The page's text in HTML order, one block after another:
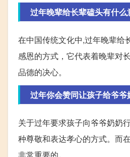
过年晚辈给长辈磕头有什么
在中国传统文化中,过年晚辈给
感恩的方式，它代表着晚辈对
品德的决心。
过年你会赞同让孩子给爷
关于过年要求孩子向爷爷奶奶
种尊敬和表达孝心的方式。而